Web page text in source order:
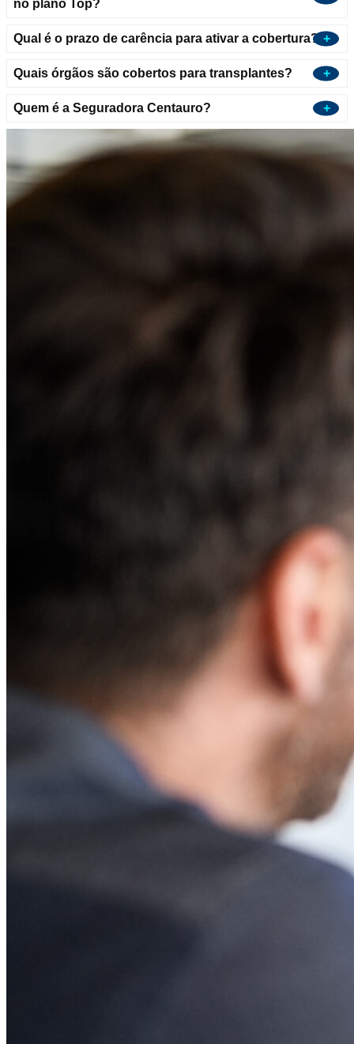
no plano Top?
Qual é o prazo de carência para ativar a cobertura?
Quais órgãos são cobertos para transplantes?
Quem é a Seguradora Centauro?